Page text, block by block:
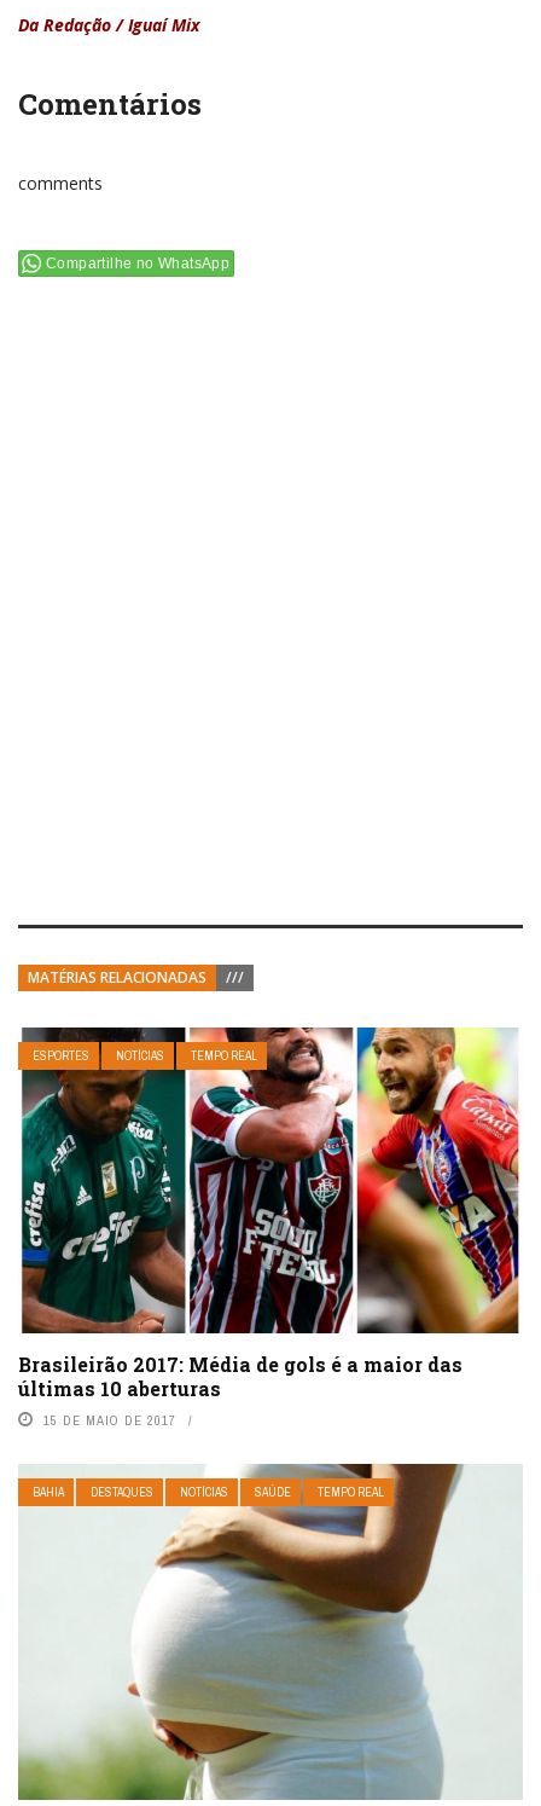
Da Redação / Iguaí Mix
Comentários
comments
Compartilhe no WhatsApp
MATÉRIAS RELACIONADAS ///
ESPORTES NOTÍCIAS TEMPO REAL
Brasileirão 2017: Média de gols é a maior das
últimas 10 aberturas
15 DE MAIO DE 2017
BAHIA DESTAQUES NOTÍCIAS SAÚDE TEMPO REAL